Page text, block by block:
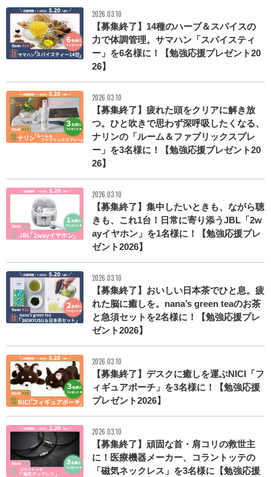
2026.03.10
【募集終了】14種のハーブ＆スパイスの
力で体調管理。サマハン「スパイスティ
ー」を6名様に！【勉強応援プレゼント20
26】
2026.03.10
【募集終了】疲れた頭をクリアに解き放
つ。ひと吹きで思わず深呼吸したくなる、
ナリンの「ルーム＆ファブリックスプレ
ー」を3名様に！【勉強応援プレゼント20
26】
2026.03.10
【募集終了】集中したいときも、ながら聴
きも、これ1台！日常に寄り添うJBL「2w
ayイヤホン」を1名様に！【勉強応援プレ
ゼント2026】
2026.03.10
【募集終了】おいしい日本茶でひと息。疲
れた脳に癒しを。nana’s green teaのお茶
と急須セットを2名様に！【勉強応援プレ
ゼント2026】
2026.03.10
【募集終了】デスクに癒しを運ぶNICI「フ
ィギュアポーチ」を3名様に！【勉強応援
プレゼント2026】
2026.03.10
【募集終了】頑固な首・肩コリの救世主
に！医療機器メーカー、コラントッテの
「磁気ネックレス」を3名様に【勉強応援